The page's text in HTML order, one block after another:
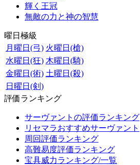
輝く王冠
無敵の力と神の智慧
曜日極級
月曜日(弓) 火曜日(槍)
水曜日(狂) 木曜日(騎)
金曜日(術) 土曜日(殺)
日曜日(剣)
評価ランキング
サーヴァントの評価ランキング
リセマラおすすめサーヴァント
周回評価ランキング
高難易度評価ランキング
宝具威力ランキング/一覧